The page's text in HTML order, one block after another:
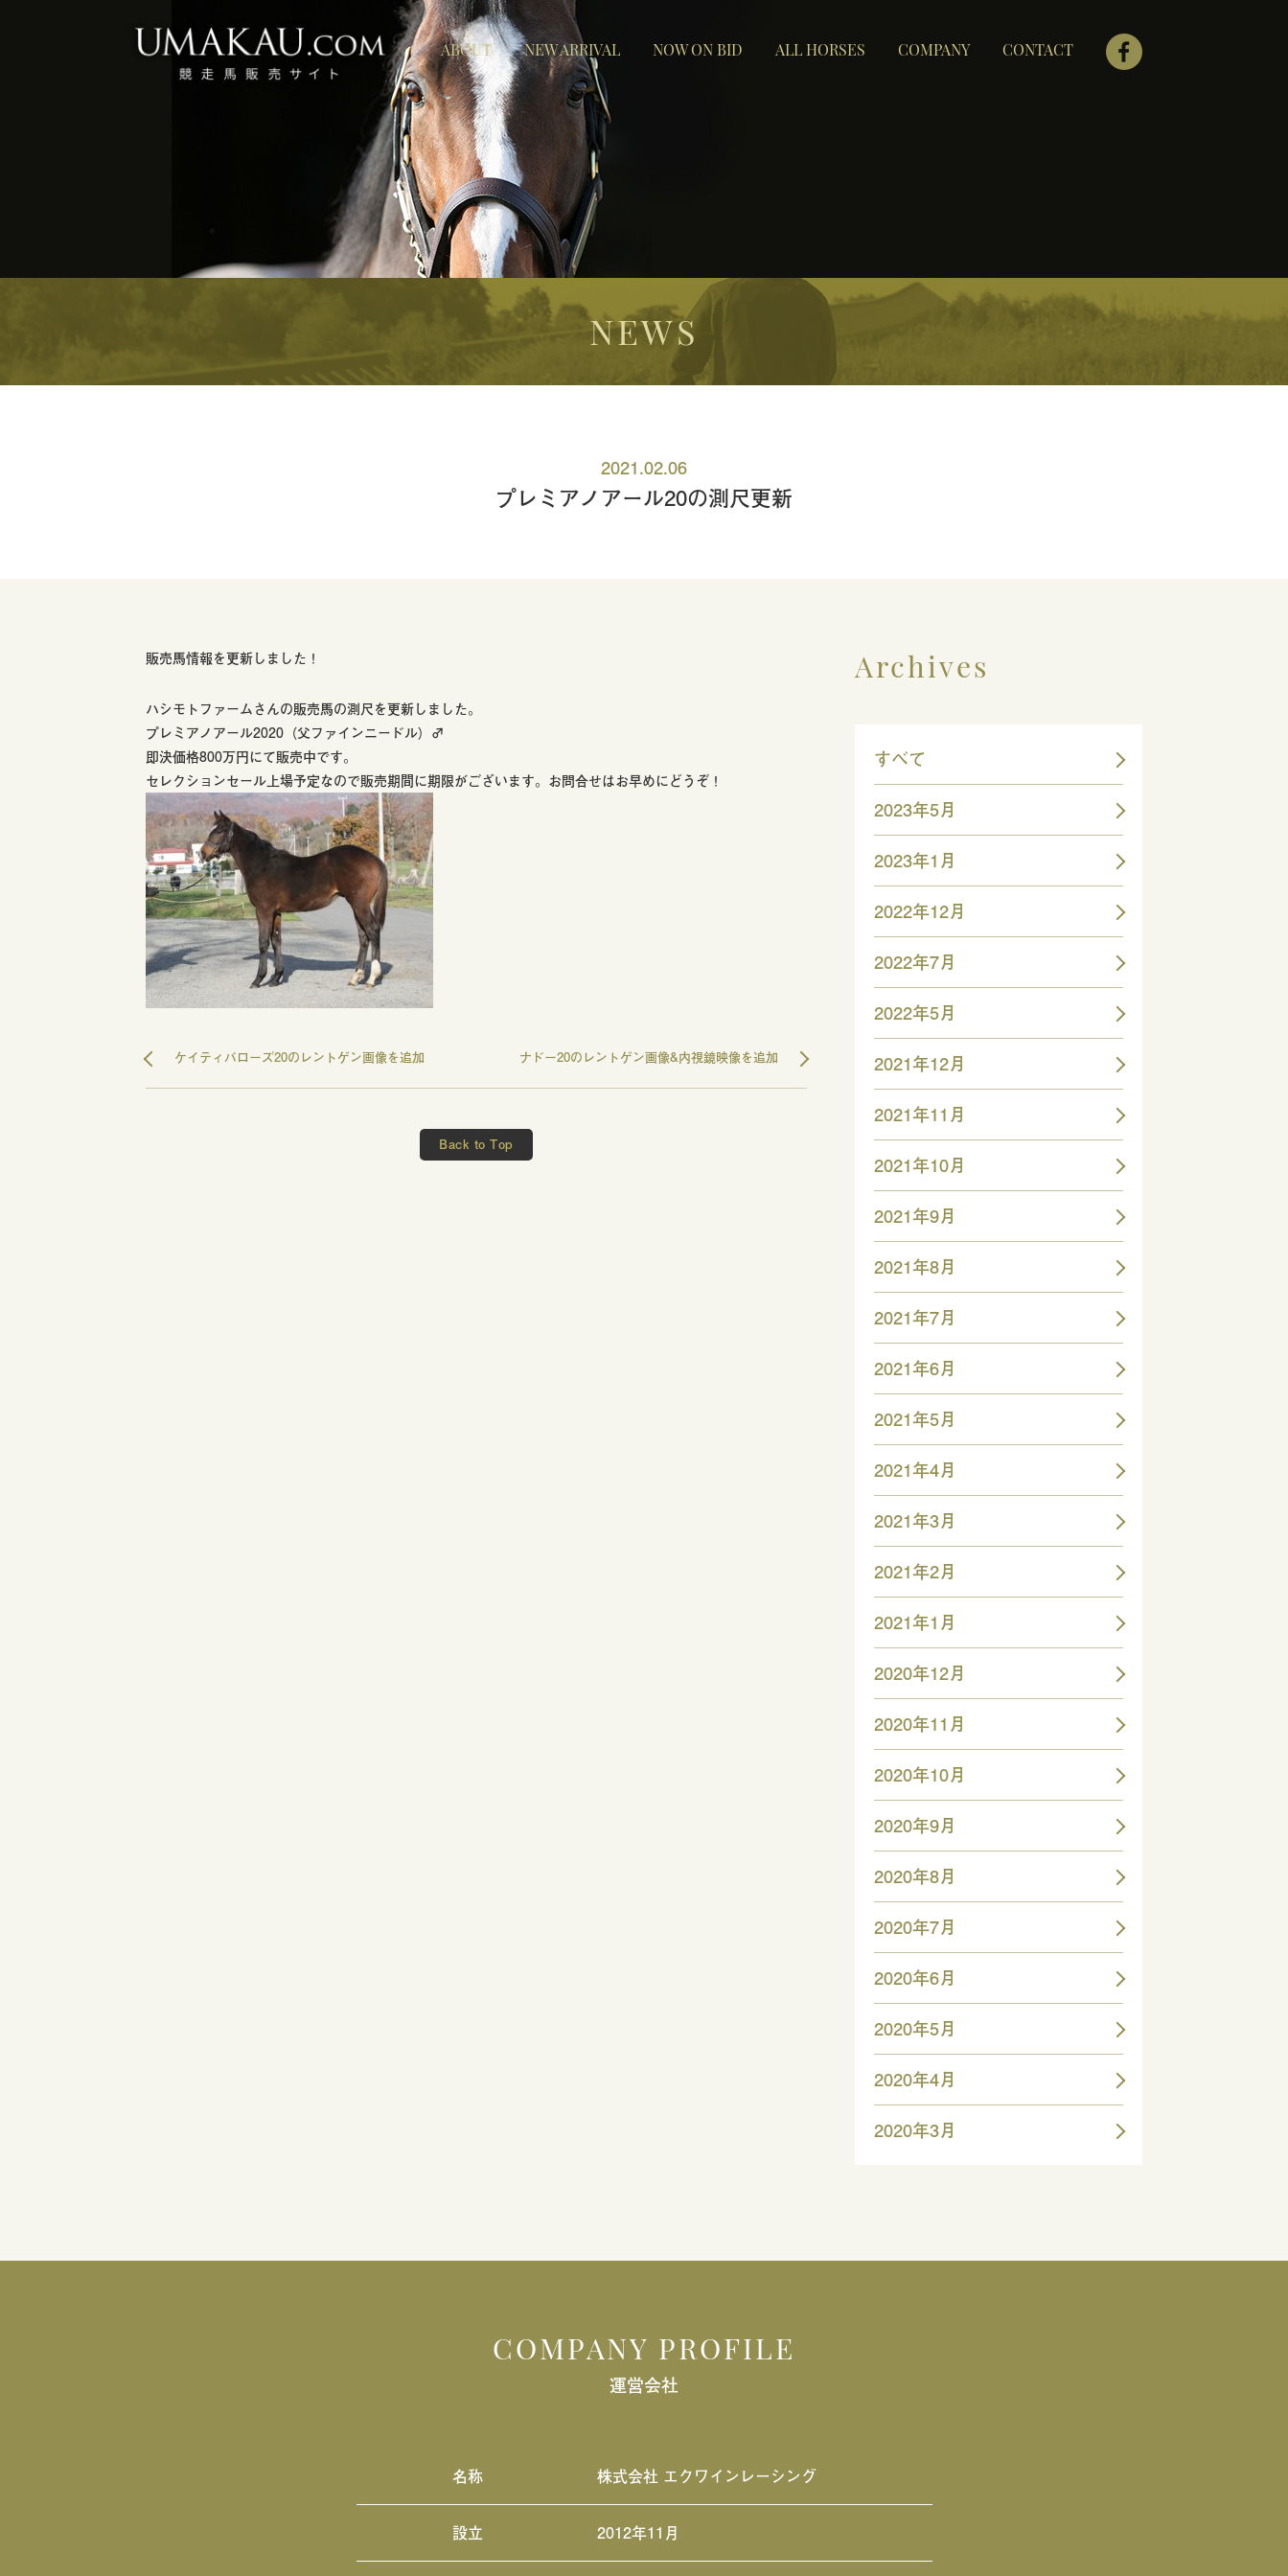
ABOUT NEW ARRIVAL NOW ON BID ALL HORSES COMPANY CONTACT
NEWS
2021.02.06
プレミアノアール20の測尺更新
Archives
すべて
2023年5月
2023年1月
2022年12月
2022年7月
2022年5月
2021年12月
2021年11月
2021年10月
2021年9月
2021年8月
2021年7月
2021年6月
2021年5月
2021年4月
2021年3月
2021年2月
2021年1月
2020年12月
2020年11月
2020年10月
2020年9月
2020年8月
2020年7月
2020年6月
2020年5月
2020年4月
2020年3月
販売馬情報を更新しました！
ハシモトファームさんの販売馬の測尺を更新しました。
プレミアノアール2020（父ファインニードル）♂
即決価格800万円にて販売中です。
セレクションセール上場予定なので販売期間に期限がございます。お問合せはお早めにどうぞ！
ケイティバローズ20のレントゲン画像を追加 ナドー20のレントゲン画像&内視鏡映像を追加
Back to Top
COMPANY PROFILE
運営会社
名称 株式会社 エクワインレーシング
設立 2012年11月